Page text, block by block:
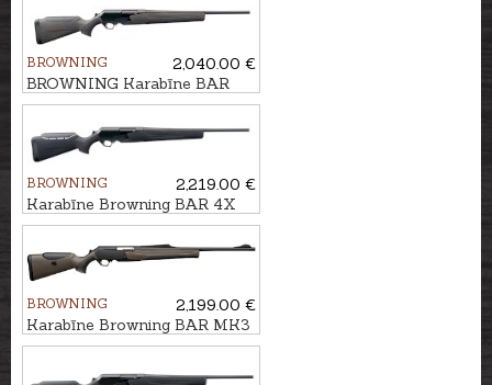
BROWNING
2,040.00 €
BROWNING Karabīne BAR
4X Hunter Brown/Black kal.
.30-06 M14x1
BROWNING
2,219.00 €
Karabīne Browning BAR 4X
Hunter Black ADJ kal. .30-06
BROWNING
2,199.00 €
Karabīne Browning BAR MK3
Composite Brown ADJ kal.